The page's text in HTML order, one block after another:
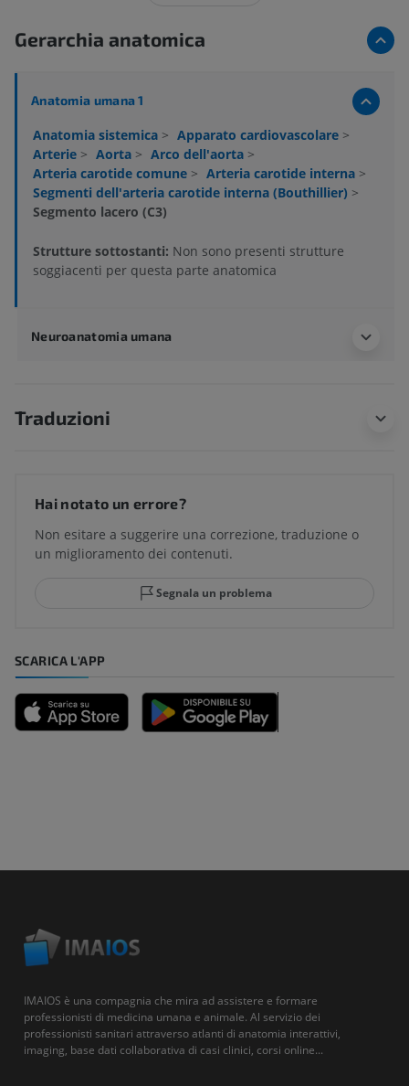
Gerarchia anatomica
Anatomia umana 1
Anatomia sistemica > Apparato cardiovascolare >
Arterie > Aorta > Arco dell'aorta >
Arteria carotide comune > Arteria carotide interna >
Segmenti dell'arteria carotide interna (Bouthillier) >
Segmento lacero (C3)
Strutture sottostanti: Non sono presenti strutture
soggiacenti per questa parte anatomica
Neuroanatomia umana
Traduzioni
Hai notato un errore?
Non esitare a suggerire una correzione, traduzione o
un miglioramento dei contenuti.
Segnala un problema
SCARICA L'APP
IMAIOS è una compagnia che mira ad assistere e formare
professionisti di medicina umana e animale. Al servizio dei
professionisti sanitari attraverso atlanti di anatomia interattivi,
imaging, base dati collaborativa di casi clinici, corsi online...